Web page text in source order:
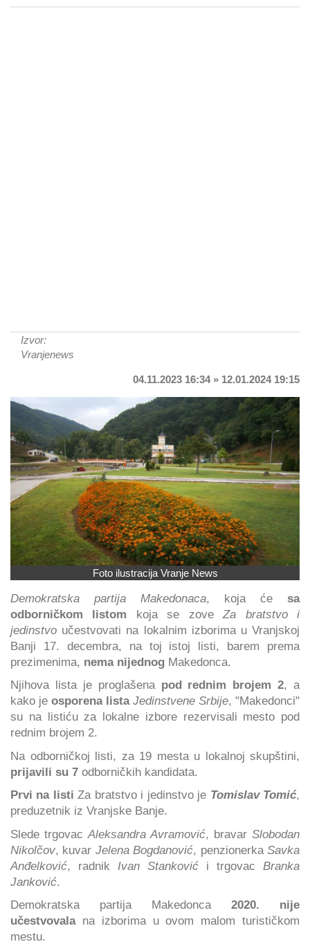
Izvor:
Vranjenews
04.11.2023 16:34 » 12.01.2024 19:15
Foto ilustracija Vranje News
Demokratska partija Makedonaca, koja će sa
odborničkom listom koja se zoveZa bratstvo i
jedinstvo učestvovati na lokalnim izborima u Vranjskoj
Banji 17. decembra, na toj istoj listi, barem prema
prezimenima, nema nijednog Makedonca.
Njihova lista je proglašena pod rednim brojem 2, a
kako je osporena lista Jedinstvene Srbije, "Makedonci"
su na listiću za lokalne izbore rezervisali mesto pod
rednim brojem 2.
Na odborničkoj listi, za 19 mesta u lokalnoj skupštini,
prijavili su 7 odborničkih kandidata.
Prvi na listi Za bratstvo i jedinstvo je Tomislav Tomić,
preduzetnik iz Vranjske Banje.
Slede trgovac Aleksandra Avramović, bravar Slobodan
Nikolčov, kuvar Jelena Bogdanović, penzionerkaSavka
Anđelković, radnik Ivan Stanković i trgovac Branka
Janković.
Demokratska partija Makedonca 2020.
nije
učestvovala na izborima u ovom malom turističkom
mestu.